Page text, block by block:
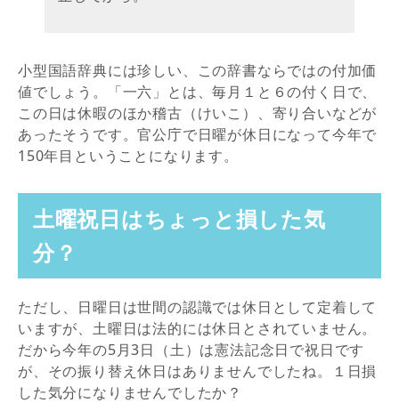
小型国語辞典には珍しい、この辞書ならではの付加価
値でしょう。「一六」とは、毎月１と６の付く日で、
この日は休暇のほか稽古（けいこ）、寄り合いなどが
あったそうです。官公庁で日曜が休日になって今年で
150年目ということになります。
土曜祝日はちょっと損した気
分？
ただし、日曜日は世間の認識では休日として定着して
いますが、土曜日は法的には休日とされていません。
だから今年の5月3日（土）は憲法記念日で祝日です
が、その振り替え休日はありませんでしたね。１日損
した気分になりませんでしたか？